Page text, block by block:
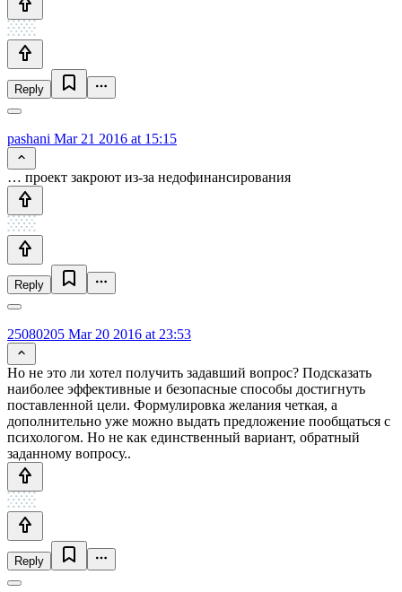
Reply
pashani Mar 21 2016 at 15:15
… проект закроют из-за недофинансирования
Reply
25080205 Mar 20 2016 at 23:53
Но не это ли хотел получить задавший вопрос? Подсказать
наиболее эффективные и безопасные способы достигнуть
поставленной цели. Формулировка желания четкая, а
дополнительно уже можно выдать предложение пообщаться с
психологом. Но не как единственный вариант, обратный
заданному вопросу..
Reply